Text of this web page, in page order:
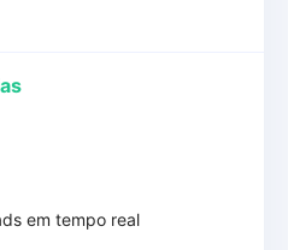
em tempo real